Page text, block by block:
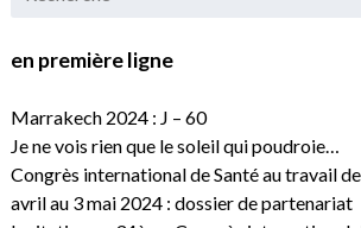
en première ligne
Marrakech 2024 : J – 60
Je ne vois rien que le soleil qui poudroie…
Congrès international de Santé au travail
avril au 3 mai 2024 : dossier de partenariat